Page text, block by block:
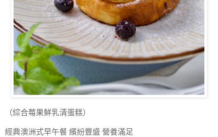
（綜合莓果鮮乳清蛋糕）
經典澳洲式早午餐 繽紛豐盛 營養滿足